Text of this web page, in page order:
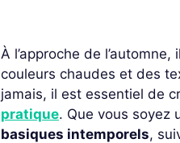
À l’approche de
couleurs chaudes et des
jamais, il est essentiel de
pratique. Que vous soyez
basiques intemporels,